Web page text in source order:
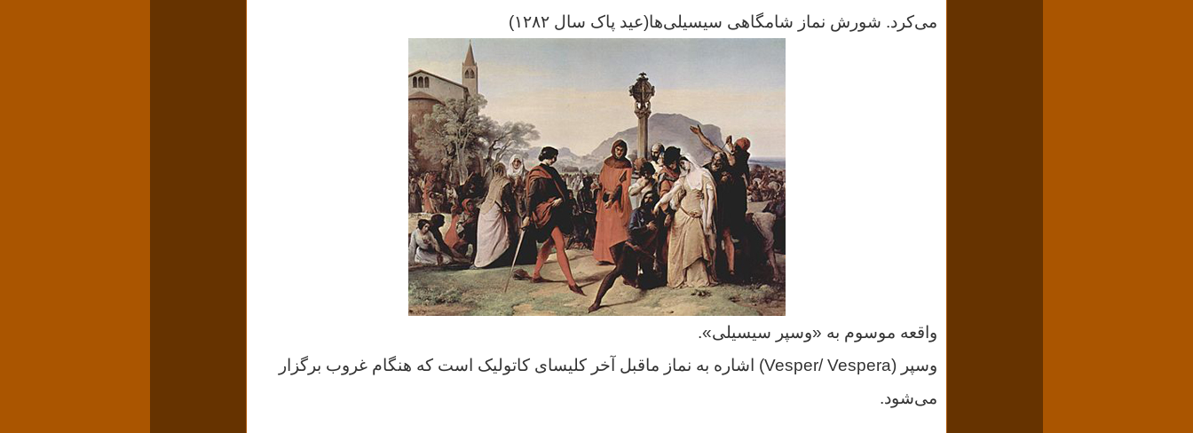
می‌کرد. شورش نماز شامگاهی سیسیلی‌ها(عید پاک سال ۱۲۸۲)
واقعه موسوم به «وسپر سیسیلی».
وسپر (Vesper/ Vespera) اشاره به نماز ماقبل آخر کلیسای کاتولیک است که هنگام غروب برگزار
می‌شود.